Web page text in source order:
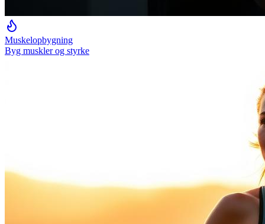
Muskelopbygning
Byg muskler og styrke